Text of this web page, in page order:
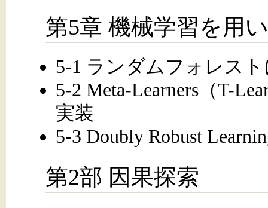
第5章 機械学習を用
5-1 ランダムフォレス
5-2 Meta-Learners（T-
実装
5-3 Doubly Robust
第2部 因果探索